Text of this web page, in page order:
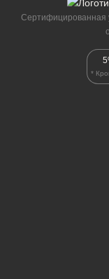
Сертифицированная
*